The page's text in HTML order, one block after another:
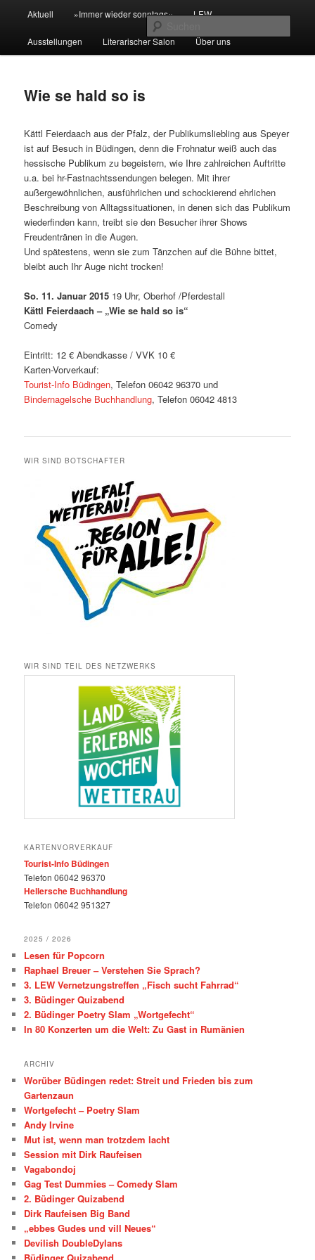
primären
springenKulturkreis Buedingen
Aktuell »Immer wieder sonntags« LEW
Ausstellungen Literarischer Salon Über uns
Wie se hald so is
Kättl Feierdaach aus der Pfalz, der Publikumsliebling aus Speyer
ist auf Besuch in Büdingen, denn die Frohnatur weiß auch das
hessische Publikum zu begeistern, wie Ihre zahlreichen Auftritte
u.a. bei hr-Fastnachtssendungen belegen. Mit ihrer
außergewöhnlichen, ausführlichen und schockierend ehrlichen
Beschreibung von Alltagssituationen, in denen sich das Publikum
wiederfinden kann, treibt sie den Besucher ihrer Shows
Freudentränen in die Augen.
Und spätestens, wenn sie zum Tänzchen auf die Bühne bittet,
bleibt auch Ihr Auge nicht trocken!
So. 11. Januar 2015 19 Uhr, Oberhof /Pferdestall
Kättl Feierdaach – „Wie se hald so is“
Comedy
Eintritt: 12 € Abendkasse / VVK 10 €
Karten-Vorverkauf:
Tourist-Info Büdingen, Telefon 06042 96370 und
Bindernagelsche Buchhandlung, Telefon 06042 4813
WIR SIND BOTSCHAFTER
WIR SIND TEIL DES NETZWERKS
KARTENVORVERKAUF
Tourist-Info Büdingen
Telefon 06042 96370
Hellersche Buchhandlung
Telefon 06042 951327
2025 / 2026
Lesen für Popcorn
Raphael Breuer – Verstehen Sie Sprach?
3. LEW Vernetzungstreffen „Fisch sucht Fahrrad“
3. Büdinger Quizabend
2. Büdinger Poetry Slam „Wortgefecht“
In 80 Konzerten um die Welt: Zu Gast in Rumänien
ARCHIV
Worüber Büdingen redet: Streit und Frieden bis zum
Gartenzaun
Wortgefecht – Poetry Slam
Andy Irvine
Mut ist, wenn man trotzdem lacht
Session mit Dirk Raufeisen
Vagabondoj
Gag Test Dummies – Comedy Slam
2. Büdinger Quizabend
Dirk Raufeisen Big Band
„ebbes Gudes und vill Neues“
Devilish DoubleDylans